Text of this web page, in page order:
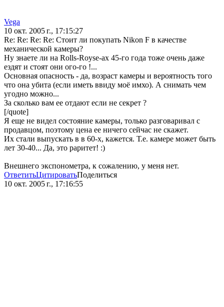
Vega
10 окт. 2005 г., 17:15:27
Re: Re: Re: Re: Стоит ли покупать Nikon F в качестве
механической камеры?
Ну знаете ли на Rolls-Royse-ах 45-го года тоже очень даже
ездят и стоят они ого-го !...
Основная опасность - да, возраст камеры и вероятность того
что она убита (если иметь ввиду моё имхо). А снимать чем
угодно можно...
За сколько вам ее отдают если не секрет ?
[/quote]
Я еще не видел состояние камеры, только разговаривал с
продавцом, поэтому цена ее ничего сейчас не скажет.
Их стали выпускать в в 60-х, кажется. Т.е. камере может быть
лет 30-40... Да, это раритет! :)
Внешнего экспонометра, к сожалению, у меня нет.
ОтветитьЦитироватьПоделиться
10 окт. 2005 г., 17:16:55